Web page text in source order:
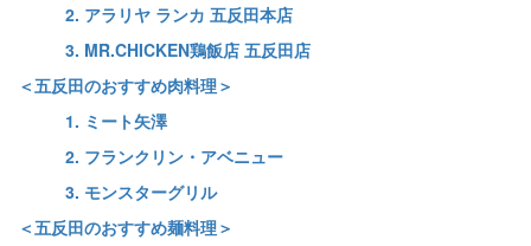
2. アラリヤ ランカ 五反田本店
3. MR.CHICKEN鶏飯店 五反田店
＜五反田のおすすめ肉料理＞
1. ミート矢澤
2. フランクリン・アベニュー
3. モンスターグリル
＜五反田のおすすめ麺料理＞